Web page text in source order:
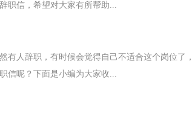
职信，希望对大家有所帮助...
有人辞职，有时候会觉得自己不适合这个岗位了
信呢？下面是小编为大家收...